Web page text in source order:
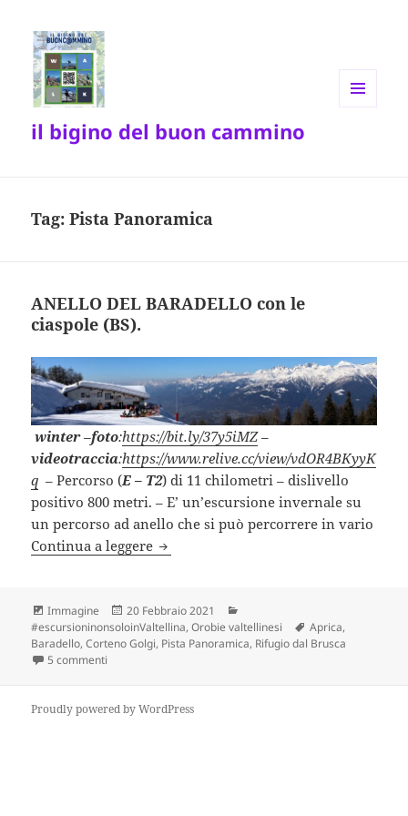
il bigino del buon cammino
Tag:Pista Panoramica
ANELLO DEL BARADELLO con le
ciaspole (BS).
winter –foto:https://bit.ly/37y5iMZ–
videotraccia:https://www.relive.cc/view/vdOR4BKyyK
q – Percorso (E – T2) di 11 chilometri – dislivello
positivo 800 metri. – E’ un’escursione invernale su
un percorso ad anello che si può percorrere in vario
Continua a leggere ANELLO DEL BARADELLO con le
Formato
Immagine
Scritto
il
20 Febbraio 2021
#escursioninonsoloinValtellina,Orobie valtellinesi Tag
Aprica,
Baradello,Corteno Golgi, Pista Panoramica, Rifugio dal Brusca
5 commenti
Proudly powered by WordPress